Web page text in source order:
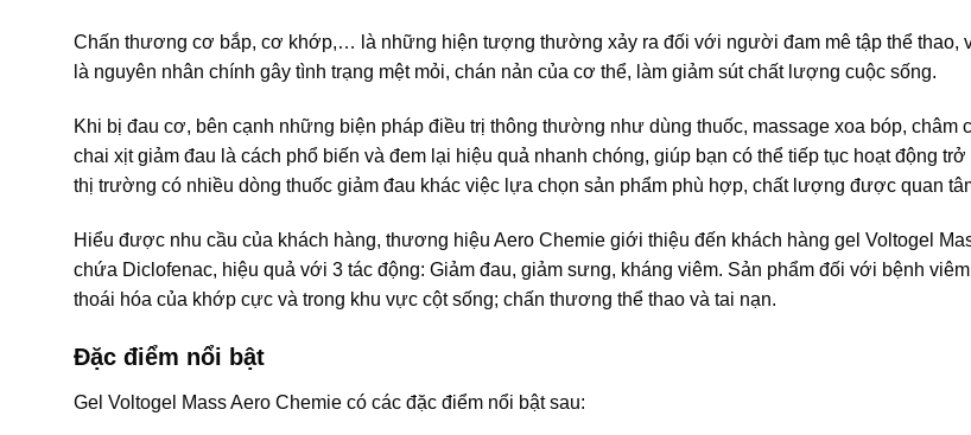
Chấn thương cơ bắp, cơ khớp,… là những hiện tượng thường xảy ra đối với người đam mê tập thể thao,
là nguyên nhân chính gây tình trạng mệt mỏi, chán nản của cơ thể, làm giảm sút chất lượng cuộc sống.
Khi bị đau cơ, bên cạnh những biện pháp điều trị thông thường như dùng thuốc, massage xoa bóp,
chai xịt giảm đau là cách phổ biến và đem lại hiệu quả nhanh chóng, giúp bạn có thể tiếp tục hoạt động trở
thị trường có nhiều dòng thuốc giảm đau khác việc lựa chọn sản phẩm phù hợp, chất lượng được quan
Hiểu được nhu cầu của khách hàng, thương hiệu Aero Chemie giới thiệu đến khách hàng gel Voltogel
chứa Diclofenac, hiệu quả với 3 tác động: Giảm đau, giảm sưng, kháng viêm. Sản phẩm đối với bệnh
thoái hóa của khớp cực và trong khu vực cột sống; chấn thương thể thao và tai nạn.
Đặc điểm nổi bật
Gel Voltogel Mass Aero Chemie có các đặc điểm nổi bật sau: